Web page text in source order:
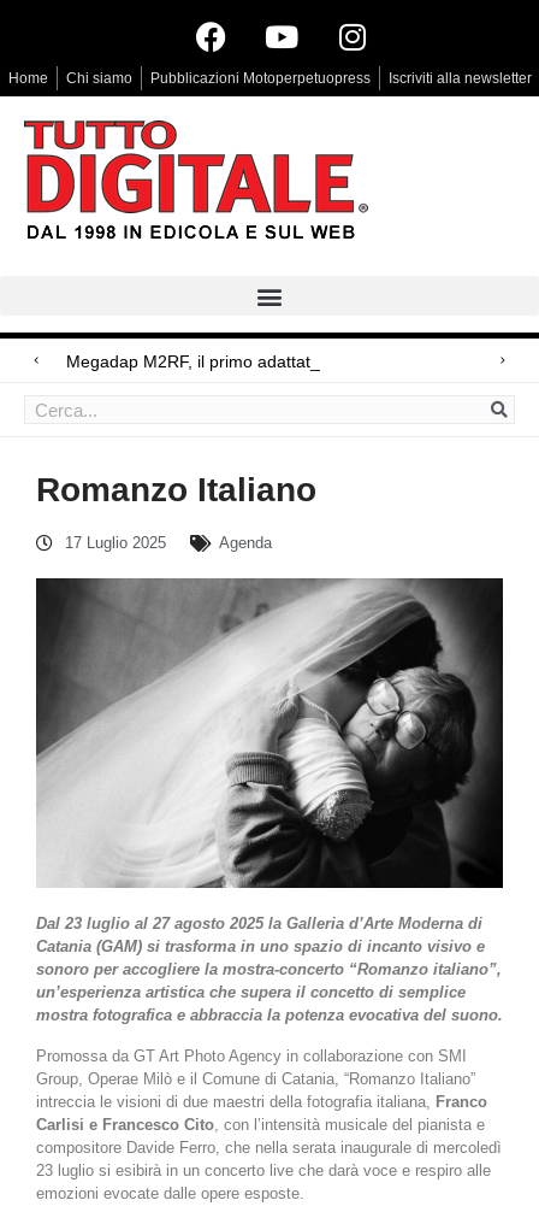
Home Chi siamo Pubblicazioni Motoperpetuopress Iscriviti alla newsletter
Megadap M2RF, il primo adattatore autofocus da Lei
Arri Rental, evoluzioni in arrivo
Romanzo Italiano
17 Luglio 2025 Agenda
Dal 23 luglio al 27 agosto 2025 la Galleria d’Arte Moderna di
Catania (GAM) si trasforma in uno spazio di incanto visivo e
sonoro per accogliere la mostra-concerto “Romanzo italiano”,
un’esperienza artistica che supera il concetto di semplice
mostra fotografica e abbraccia la potenza evocativa del suono.
Promossa da GT Art Photo Agency in collaborazione con SMI
Group, Operae Milò e il Comune di Catania, “Romanzo Italiano”
intreccia le visioni di due maestri della fotografia italiana, Franco
Carlisi e Francesco Cito , con l’intensità musicale del pianista e
compositore Davide Ferro, che nella serata inaugurale di mercoledì
23 luglio si esibirà in un concerto live che darà voce e respiro alle
emozioni evocate dalle opere esposte.